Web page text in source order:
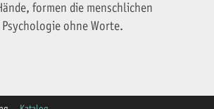
formen die menschlichen
ohne Worte.